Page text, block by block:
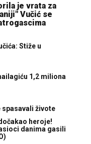
je vrata za
Vučić se
Stiže u
1,2 miliona
spasavali živote
heroje!
danima gasili